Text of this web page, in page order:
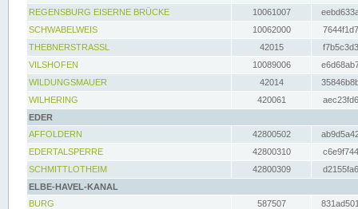
REGENSBURG EISERNE BRÜCKE
10061007
SCHWABELWEIS
10062000
THEBNERSTRASSL
42015
VILSHOFEN
10089006
WILDUNGSMAUER
42014
WILHERING
420061
EDER
AFFOLDERN
42800502
EDERTALSPERRE
42800310
SCHMITTLOTHEIM
42800309
ELBE-HAVEL-KANAL
BURG
587507